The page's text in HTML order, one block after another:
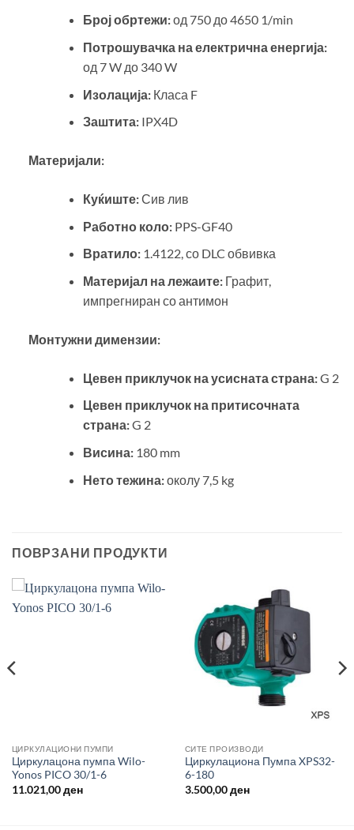
Број обртежи:од 750 до 4650 1/min
Потрошувачка на електрична енергија:
од 7 W до 340 W
Изолација:Класа F
Заштита:IPX4D
Материјали:
Куќиште:Сив лив
Работно коло:PPS-GF40
Вратило:1.4122, со DLC обвивка
Материјал на лежаите:Графит,
импрегниран со антимон
Монтужни димензии:
Цевен приклучок на усисната страна:G 2
Цевен приклучок на притисочната
страна:G 2
Висина:180 mm
Нето тежина:околу 7,5 kg
ПОВРЗАНИ ПРОДУКТИ
ЦИРКУЛАЦИОНИ ПУМПИ
Циркулацона пумпа Wilo-
Yonos PICO 30/1-6
11.021,00ден
СИТЕ ПРОИЗВОДИ
Циркулациона Пумпа XPS32-
6-180
3.500,00ден